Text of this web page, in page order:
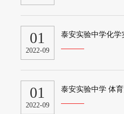
01
2022-09
泰安实验中学化
01
2022-09
泰安实验中学 体